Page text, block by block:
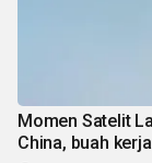
Momen Satelit
China, buah